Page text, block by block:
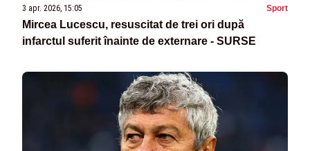
3 apr. 2026, 15:05 Sport
Mircea Lucescu, resuscitat de trei ori după
infarctul suferit înainte de externare - SURSE